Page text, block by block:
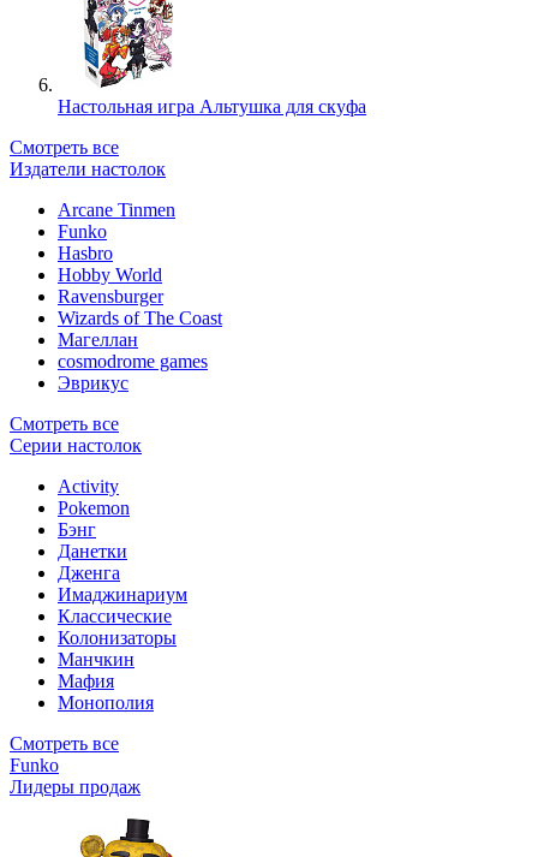
Настольная игра Альтушка для скуфа
Смотреть все
Издатели настолок
Arcane Tinmen
Funko
Hasbro
Hobby World
Ravensburger
Wizards of The Coast
Магеллан
сosmodrome games
Эврикус
Смотреть все
Серии настолок
Activity
Pokemon
Бэнг
Данетки
Дженга
Имаджинариум
Классические
Колонизаторы
Манчкин
Мафия
Монополия
Смотреть все
Funko
Лидеры продаж